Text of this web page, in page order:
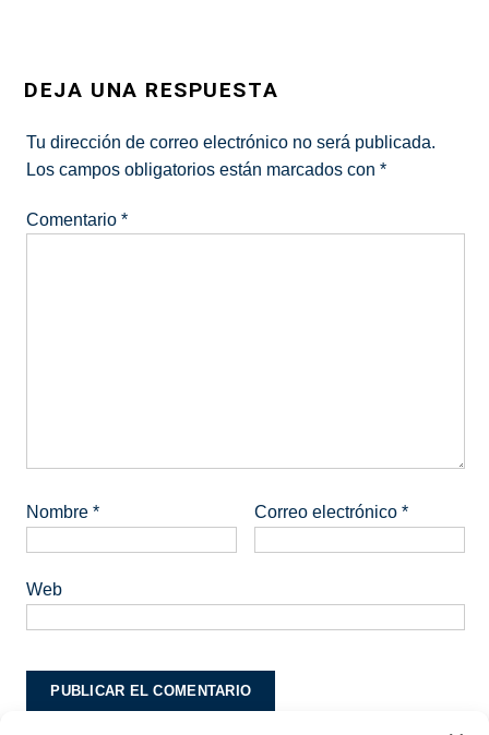
DEJA UNA RESPUESTA
Tu dirección de correo electrónico no será publicada.
Los campos obligatorios están marcados con*
Comentario*
Nombre* Correo electrónico*
Web